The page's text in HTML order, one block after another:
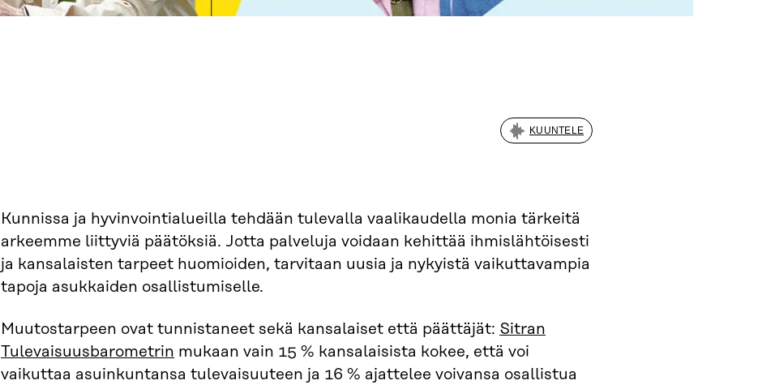
KUUNTELE
Kunnissa ja hyvinvointialueilla tehdään tulevalla vaalikaudella monia tärkeitä
arkeemme liittyviä päätöksiä. Jotta palveluja voidaan kehittää ihmislähtöisesti
ja kansalaisten tarpeet huomioiden, tarvitaan uusia ja nykyistä vaikuttavampia
tapoja asukkaiden osallistumiselle.
Muutostarpeen ovat tunnistaneet sekä kansalaiset että päättäjät: Sitran
Tulevaisuusbarometrin mukaan vain 15 % kansalaisista kokee, että voi
vaikuttaa asuinkuntansa tulevaisuuteen ja 16 % ajattelee voivansa osallistua